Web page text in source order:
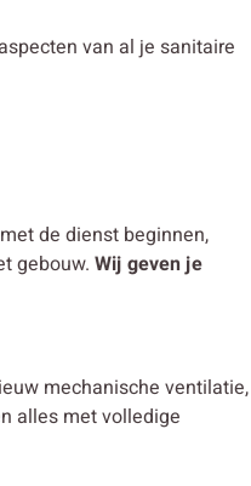
van al je sanitaire
de dienst beginnen,
gebouw. Wij geven je
mechanische ventilatie,
alles met volledige